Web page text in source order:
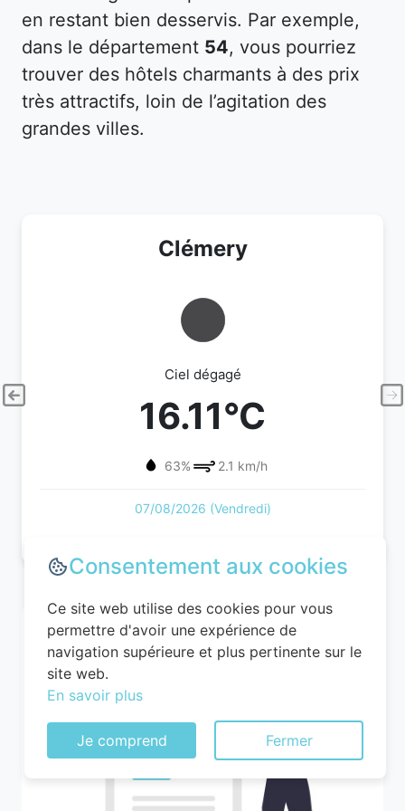
en restant bien desservis. Par exemple,
dans le département 54, vous pourriez
trouver des hôtels charmants à des prix
très attractifs, loin de l’agitation des
grandes villes.
Clémery
Ciel dégagé
16.11°C
63% 2.1 km/h
07/08/2026 (Vendredi)
Consentement aux cookies
Ce site web utilise des cookies pour vous
permettre d'avoir une expérience de
navigation supérieure et plus pertinente sur le
site web.
En savoir plus
Je comprend Fermer